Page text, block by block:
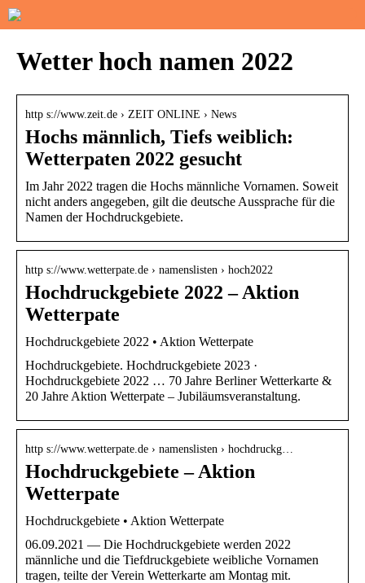
Wetter hoch namen 2022
http s://www.zeit.de › ZEIT ONLINE › News
Hochs männlich, Tiefs weiblich:
Wetterpaten 2022 gesucht
Im Jahr 2022 tragen die Hochs männliche Vornamen. Soweit
nicht anders angegeben, gilt die deutsche Aussprache für die
Namen der Hochdruckgebiete.
http s://www.wetterpate.de › namenslisten › hoch2022
Hochdruckgebiete 2022 – Aktion
Wetterpate
Hochdruckgebiete 2022 • Aktion Wetterpate
Hochdruckgebiete. Hochdruckgebiete 2023 ·
Hochdruckgebiete 2022 … 70 Jahre Berliner Wetterkarte &
20 Jahre Aktion Wetterpate – Jubiläumsveranstaltung.
http s://www.wetterpate.de › namenslisten › hochdruckg…
Hochdruckgebiete – Aktion
Wetterpate
Hochdruckgebiete • Aktion Wetterpate
06.09.2021 — Die Hochdruckgebiete werden 2022
männliche und die Tiefdruckgebiete weibliche Vornamen
tragen, teilte der Verein Wetterkarte am Montag mit.